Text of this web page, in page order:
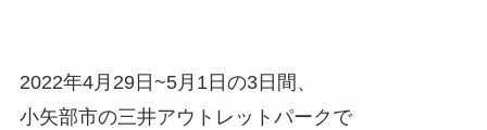
2022年4月29日~5月1日の3日間、
小矢部市の三井アウトレットパークで